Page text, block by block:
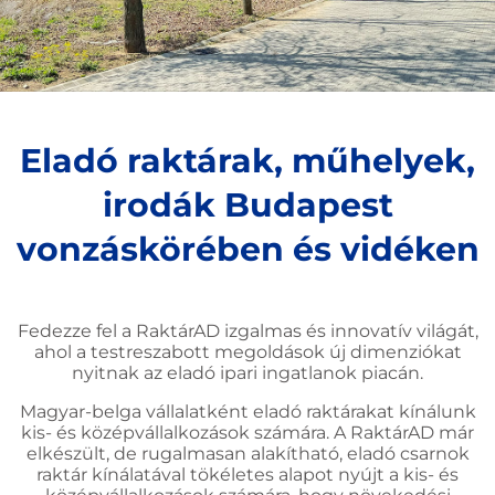
raktárak
Alsónémedi
Eladó raktárak, műhelyek,
irodák Budapest
vonzáskörében és vidéken
Fedezze fel a RaktárAD izgalmas és innovatív világát,
ahol a testreszabott megoldások új dimenziókat
nyitnak az eladó ipari ingatlanok piacán.
Magyar-belga vállalatként eladó raktárakat kínálunk
kis- és középvállalkozások számára. A RaktárAD már
elkészült, de rugalmasan alakítható, eladó csarnok
raktár kínálatával tökéletes alapot nyújt a kis- és